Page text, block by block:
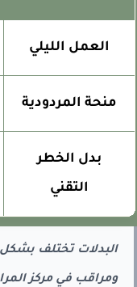
العمل الليلي
منحة المردودية
بدل الخطر
التقني
البدلات تختلف بشكل
ومراقب في مركز